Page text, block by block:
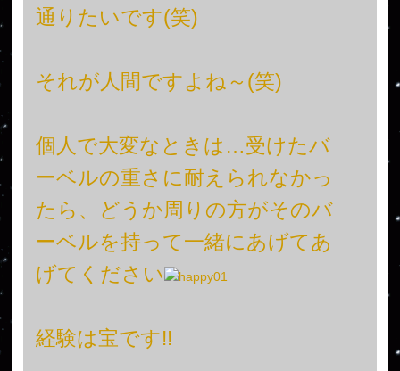
通りたいです(笑)
それが人間ですよね～(笑)
個人で大変なときは…受けたバ
ーベルの重さに耐えられなかっ
たら、どうか周りの方がそのバ
ーベルを持って一緒にあげてあ
げてください
経験は宝です!!